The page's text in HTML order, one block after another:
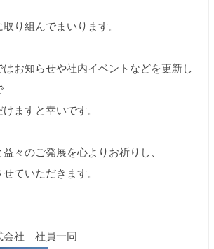
り組んでまいります。
お知らせや社内イベントなどを更新し
ますと幸いです。
々のご発展を心よりお祈りし、
ていただきます。
会社 社員一同